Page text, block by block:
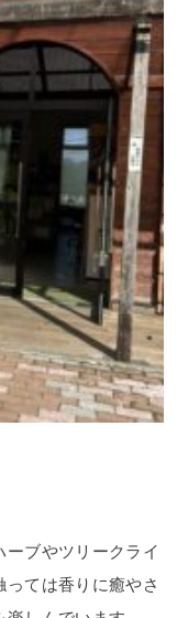
ブやツリークライ
ては香りに癒やさ